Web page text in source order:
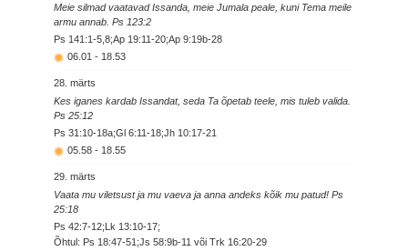
Meie silmad vaatavad Issanda, meie Jumala peale, kuni Tema meile
armu annab. Ps 123:2
Ps 141:1-5,8;Ap 19:11-20;Ap 9:19b-28
06.01 - 18.53
28. märts
Kes iganes kardab Issandat, seda Ta õpetab teele, mis tuleb valida.
Ps 25:12
Ps 31:10-18a;Gl 6:11-18;Jh 10:17-21
05.58 - 18.55
29. märts
Vaata mu viletsust ja mu vaeva ja anna andeks kõik mu patud! Ps
25:18
Ps 42:7-12;Lk 13:10-17;
Õhtul: Ps 18:47-51;Js 58:9b-11 või Trk 16:20-29